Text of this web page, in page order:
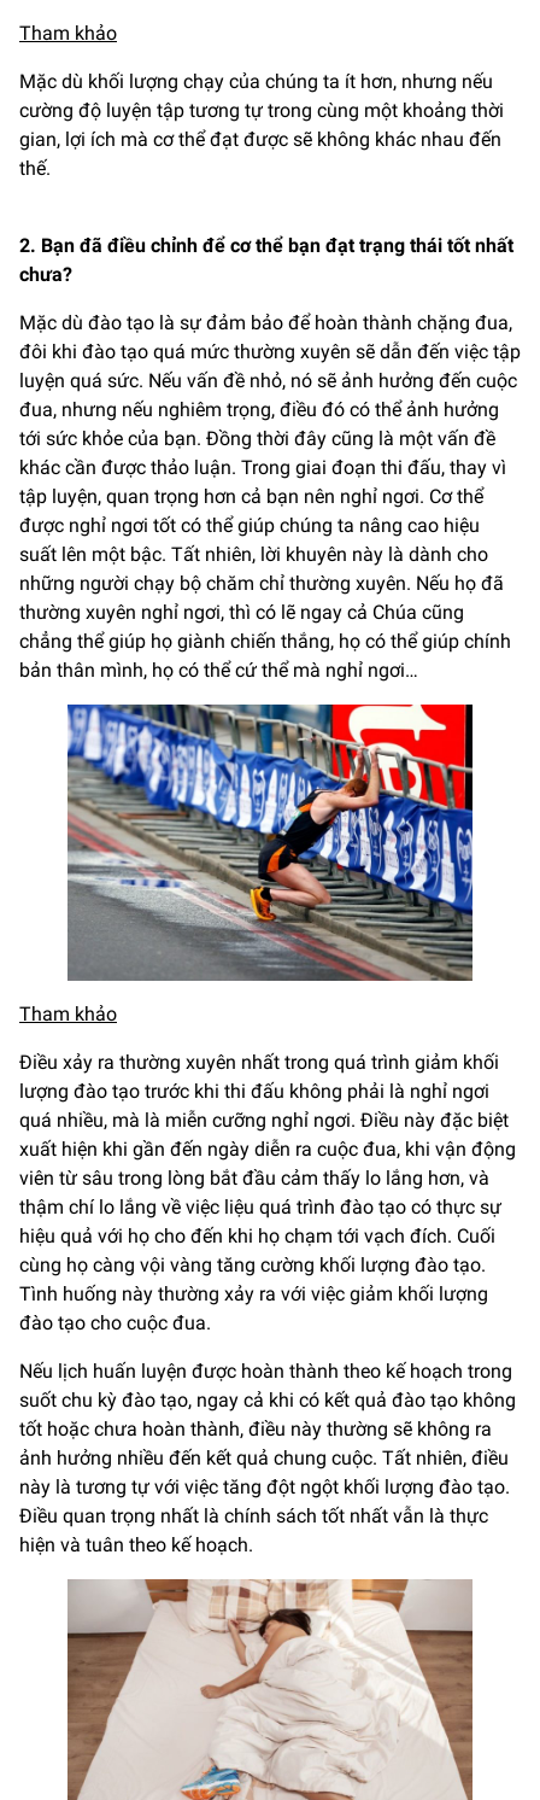
Tham khảo
Mặc dù khối lượng chạy của chúng ta ít hơn, nhưng nếu
cường độ luyện tập tương tự trong cùng một khoảng thời
gian, lợi ích mà cơ thể đạt được sẽ không khác nhau đến
thế.
2. Bạn đã điều chỉnh để cơ thể bạn đạt trạng thái tốt nhất
chưa?
Mặc dù đào tạo là sự đảm bảo để hoàn thành chặng đua,
đôi khi đào tạo quá mức thường xuyên sẽ dẫn đến việc tập
luyện quá sức. Nếu vấn đề nhỏ, nó sẽ ảnh hưởng đến cuộc
đua, nhưng nếu nghiêm trọng, điều đó có thể ảnh hưởng
tới sức khỏe của bạn. Đồng thời đây cũng là một vấn đề
khác cần được thảo luận. Trong giai đoạn thi đấu, thay vì
tập luyện, quan trọng hơn cả bạn nên nghỉ ngơi. Cơ thể
được nghỉ ngơi tốt có thể giúp chúng ta nâng cao hiệu
suất lên một bậc. Tất nhiên, lời khuyên này là dành cho
những người chạy bộ chăm chỉ thường xuyên. Nếu họ đã
thường xuyên nghỉ ngơi, thì có lẽ ngay cả Chúa cũng
chẳng thể giúp họ giành chiến thắng, họ có thể giúp chính
bản thân mình, họ có thể cứ thể mà nghỉ ngơi…
Tham khảo
Điều xảy ra thường xuyên nhất trong quá trình giảm khối
lượng đào tạo trước khi thi đấu không phải là nghỉ ngơi
quá nhiều, mà là miễn cưỡng nghỉ ngơi. Điều này đặc biệt
xuất hiện khi gần đến ngày diễn ra cuộc đua, khi vận động
viên từ sâu trong lòng bắt đầu cảm thấy lo lắng hơn, và
thậm chí lo lắng về việc liệu quá trình đào tạo có thực sự
hiệu quả với họ cho đến khi họ chạm tới vạch đích. Cuối
cùng họ càng vội vàng tăng cường khối lượng đào tạo.
Tình huống này thường xảy ra với việc giảm khối lượng
đào tạo cho cuộc đua.
Nếu lịch huấn luyện được hoàn thành theo kế hoạch trong
suốt chu kỳ đào tạo, ngay cả khi có kết quả đào tạo không
tốt hoặc chưa hoàn thành, điều này thường sẽ không ra
ảnh hưởng nhiều đến kết quả chung cuộc. Tất nhiên, điều
này là tương tự với việc tăng đột ngột khối lượng đào tạo.
Điều quan trọng nhất là chính sách tốt nhất vẫn là thực
hiện và tuân theo kế hoạch.